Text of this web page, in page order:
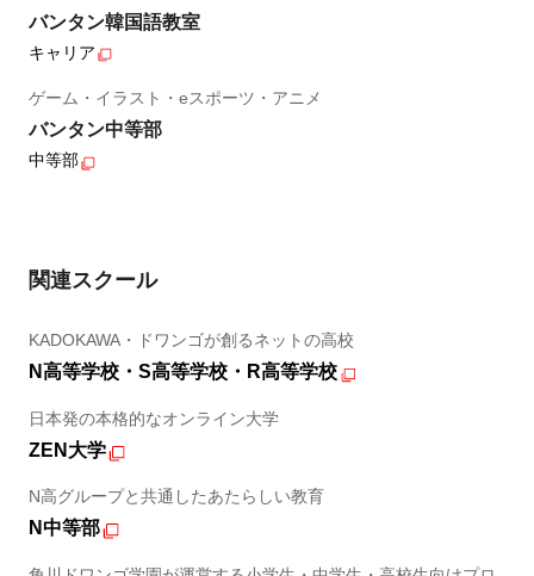
バンタン韓国語教室
キャリア
ゲーム・イラスト・eスポーツ・アニメ
バンタン中等部
中等部
関連スクール
KADOKAWA・ドワンゴが創るネットの高校
N高等学校・S高等学校・R高等学校
日本発の本格的なオンライン大学
ZEN大学
N高グループと共通したあたらしい教育
N中等部